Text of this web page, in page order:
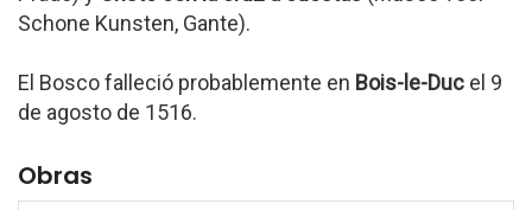
Schone Kunsten, Gante).
El Bosco falleció probablemente en Bois-le-Duc el 9
de agosto de 1516.
Obras